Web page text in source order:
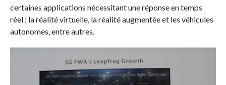
certaines applications nécessitant une réponse en temps
réel ; la réalité virtuelle, la réalité augmentée et les véhicules
autonomes, entre autres.